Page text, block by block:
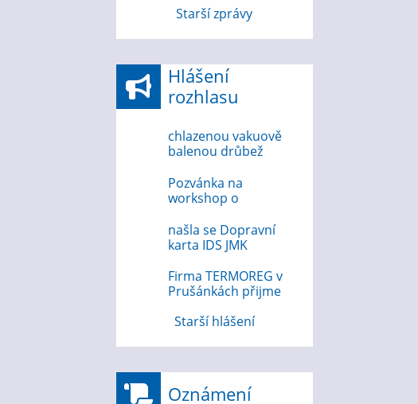
Starší zprávy
Hlášení
rozhlasu
chlazenou vakuově
balenou drůbež
Pozvánka na
workshop o
internetu 12.8.2026
našla se Dopravní
karta IDS JMK
Firma TERMOREG v
Prušánkách přijme
Starší hlášení
Oznámení